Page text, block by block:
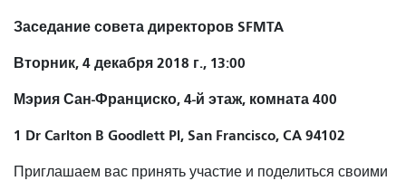
Заседание совета директоров SFMTA
Вторник, 4 декабря 2018 г., 13:00
Мэрия Сан-Франциско, 4-й этаж, комната 400
1 Dr Carlton B Goodlett Pl, San Francisco, CA 94102
Приглашаем вас принять участие и поделиться своими